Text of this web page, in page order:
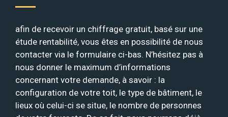
afin de recevoir un chiffrage gratuit, basé sur une
étude rentabilité, vous êtes en possibilité de nous
contacter via le formulaire ci-bas. N’hésitez pas à
nous donner le maximum d’informations
concernant votre demande, à savoir : la
configuration de votre toit, le type de bâtiment, le
lieux où celui-ci se situe, le nombre de personnes